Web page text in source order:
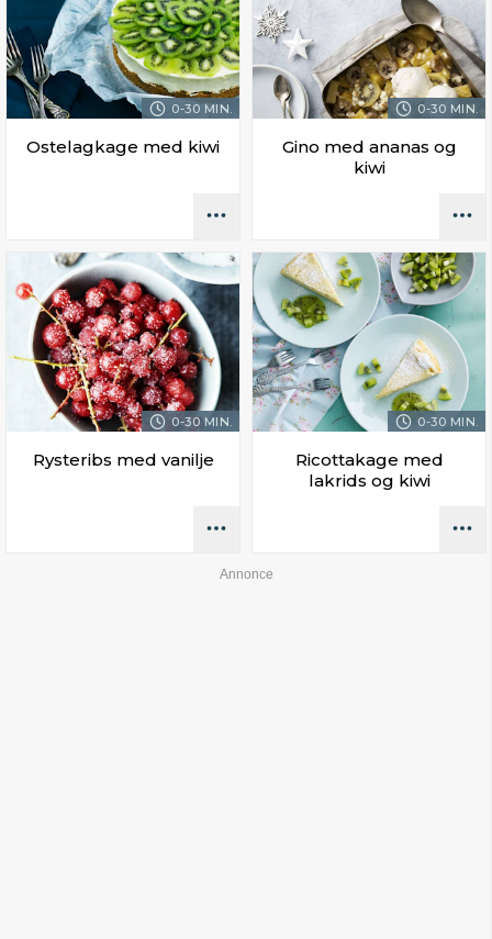
0-30 MIN.
Ostelagkage med kiwi
0-30 MIN.
Gino med ananas og
kiwi
0-30 MIN.
Rysteribs med vanilje
0-30 MIN.
Ricottakage med
lakrids og kiwi